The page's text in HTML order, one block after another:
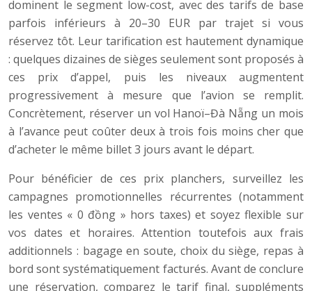
dominent le segment low-cost, avec des tarifs de base
parfois inférieurs à 20–30 EUR par trajet si vous
réservez tôt. Leur tarification est hautement dynamique
: quelques dizaines de sièges seulement sont proposés à
ces prix d’appel, puis les niveaux augmentent
progressivement à mesure que l’avion se remplit.
Concrètement, réserver un vol Hanoï–Đà Nẵng un mois
à l’avance peut coûter deux à trois fois moins cher que
d’acheter le même billet 3 jours avant le départ.
Pour bénéficier de ces prix planchers, surveillez les
campagnes promotionnelles récurrentes (notamment
les ventes « 0 đồng » hors taxes) et soyez flexible sur
vos dates et horaires. Attention toutefois aux frais
additionnels : bagage en soute, choix du siège, repas à
bord sont systématiquement facturés. Avant de conclure
une réservation, comparez le tarif final, suppléments